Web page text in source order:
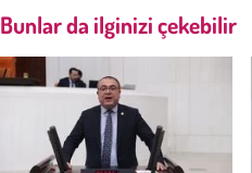
Bunlar da ilginizi çekebilir